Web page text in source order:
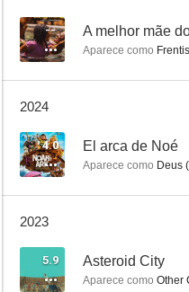
El arca de Noé
--
--
-- A melhor mãe
Aparece como
2024
4.0 El arca de Noé
Aparece como Deus
2023
5.9 Asteroid City
Aparece como Other